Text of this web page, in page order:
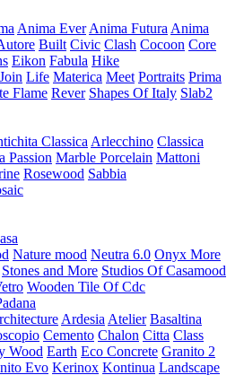
Anima Ever Anima Futura Anima
Built Civic Clash Cocoon Core
Eikon Fabula Hike
Join Life Materica Meet Portraits Prima
Flame Rever Shapes Of Italy Slab2
Classica Arlecchino Classica
Passion Marble Porcelain Mattoni
Rosewood Sabbia
Nature mood Neutra 6.0 Onyx More
Stones and More Studios Of Casamood
Wooden Tile Of Cdc
Ardesia Atelier Basaltina
Cemento Chalon Citta Class
Wood Earth Eco Concrete Granito 2
Evo Kerinox Kontinua Landscape